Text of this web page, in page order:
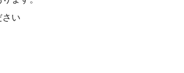
い